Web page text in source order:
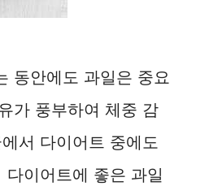
동안에도 과일은 중요
가 풍부하여 체중 감
서 다이어트 중에도
이어트에 좋은 과일